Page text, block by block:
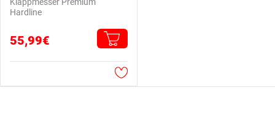
Hardline
55,99€